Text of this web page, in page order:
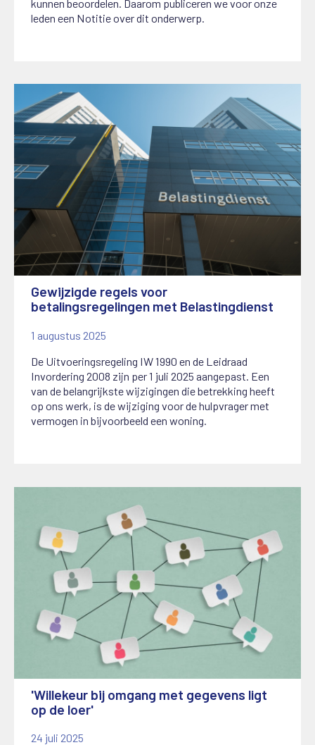
kunnen beoordelen. Daarom publiceren we voor onze
leden een Notitie over dit onderwerp.
Gewijzigde regels voor
betalingsregelingen met Belastingdienst
1 augustus 2025
De Uitvoeringsregeling IW 1990 en de Leidraad
Invordering 2008 zijn per 1 juli 2025 aangepast. Een
van de belangrijkste wijzigingen die betrekking heeft
op ons werk, is de wijziging voor de hulpvrager met
vermogen in bijvoorbeeld een woning.
'Willekeur bij omgang met gegevens ligt
op de loer'
24 juli 2025